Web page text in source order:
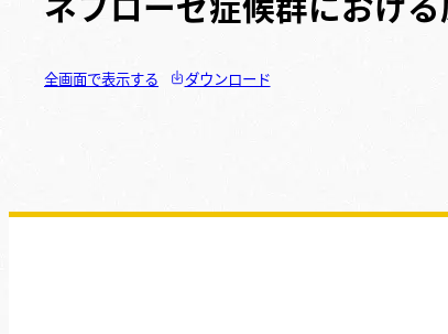
全画面で表示する ダウンロード